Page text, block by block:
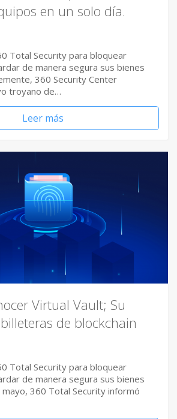
en un solo día.
Total Security para bloquear
de manera segura sus bienes
360 Security Center
troyano de…
Leer más
Virtual Vault; Su
de blockchain
Total Security para bloquear
de manera segura sus bienes
360 Total Security informó